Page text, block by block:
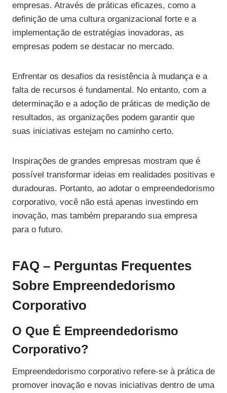
empresas. Através de práticas eficazes, como a
definição de uma cultura organizacional forte e a
implementação de estratégias inovadoras, as
empresas podem se destacar no mercado.
Enfrentar os desafios da resistência à mudança e a
falta de recursos é fundamental. No entanto, com a
determinação e a adoção de práticas de medição de
resultados, as organizações podem garantir que
suas iniciativas estejam no caminho certo.
Inspirações de grandes empresas mostram que é
possível transformar ideias em realidades positivas e
duradouras. Portanto, ao adotar o empreendedorismo
corporativo, você não está apenas investindo em
inovação, mas também preparando sua empresa
para o futuro.
FAQ – Perguntas Frequentes
Sobre Empreendedorismo
Corporativo
O Que É Empreendedorismo
Corporativo?
Empreendedorismo corporativo refere-se à prática de
promover inovação e novas iniciativas dentro de uma